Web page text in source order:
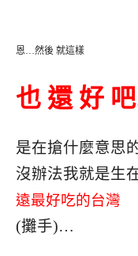
恩…然後 就這樣
也 還 好
是在搶什麼意思
沒辦法我就是生
遠最好吃的台灣
(攤手)…